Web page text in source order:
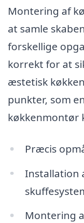
Montering af
at samle
forskellige
korrekt for at
æstetisk
punkter, som
køkkenmontør
Præcis
Installation
Montering